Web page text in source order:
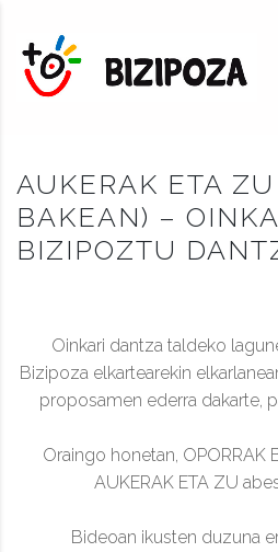
AUKERAK ETA
BAKEAN) –
BIZIPOZTU
Oinkari dantza taldeko
Bizipoza elkartearekin
proposamen ederra dakarte,
Oraingo honetan, OPORRAK
AUKERAK ETA ZU
Bideoan ikusten duzuna